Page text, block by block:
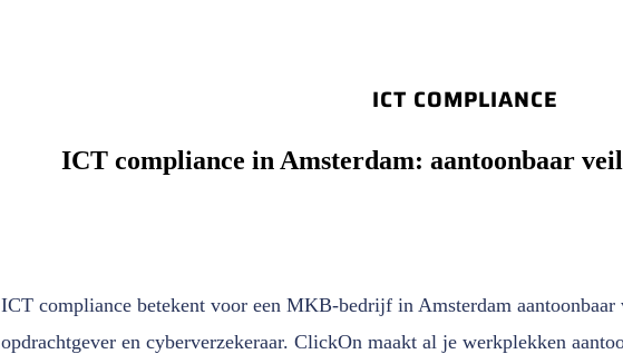
ICT COMPLIANCE
ICT compliance in Amsterdam: aantoonbaar
ICT compliance betekent voor een MKB-bedrijf in Amsterdam aantoonbaar
opdrachtgever en cyberverzekeraar. ClickOn maakt al je werkplekken